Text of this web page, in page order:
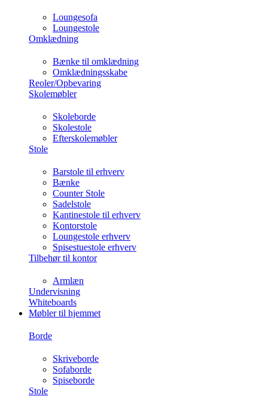
Loungesofa
Loungestole
Omklædning
Bænke til omklædning
Omklædningsskabe
Reoler/Opbevaring
Skolemøbler
Skoleborde
Skolestole
Efterskolemøbler
Stole
Barstole til erhverv
Bænke
Counter Stole
Sadelstole
Kantinestole til erhverv
Kontorstole
Loungestole erhverv
Spisestuestole erhverv
Tilbehør til kontor
Armlæn
Undervisning
Whiteboards
Møbler til hjemmet
Borde
Skriveborde
Sofaborde
Spiseborde
Stole